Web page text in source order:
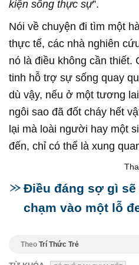
kiện sống thực sự”.
Nói về chuyện đi tìm một
thực tế, các nhà nghiên
nó là điều không cần thiết.
tinh hỗ trợ sự sống quay
dù vậy, nếu ở một tương
ngôi sao đã đốt cháy hết
lại mà loài người hay một
đến, chỉ có thể là xung
Điều đáng sợ gì sẽ
chạm vào một lỗ
Theo Trí Thức Trẻ